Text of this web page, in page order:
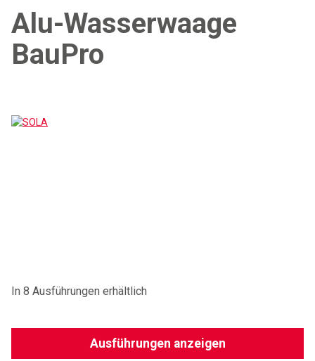
Alu-Wasserwaage
BauPro
In 8 Ausführungen erhältlich
Ausführungen anzeigen